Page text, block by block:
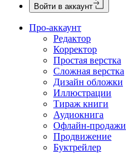
Войти в аккаунт
Про-аккаунт
Редактор
Корректор
Простая верстка
Сложная верстка
Дизайн обложки
Иллюстрации
Тираж книги
Аудиокнига
Офлайн-продажи
Продвижение
Буктрейлер